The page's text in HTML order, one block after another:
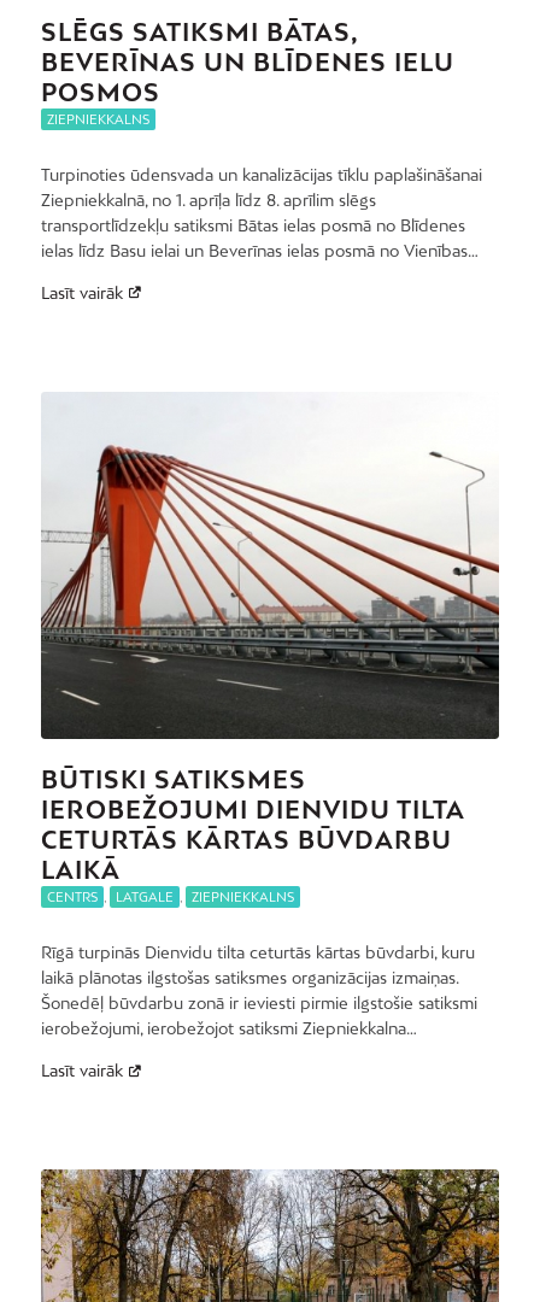
SLĒGS SATIKSMI BĀTAS,
BEVERĪNAS UN BLĪDENES IELU
POSMOS
ZIEPNIEKKALNS
Turpinoties ūdensvada un kanalizācijas tīklu paplašināšanai
Ziepniekkalnā, no 1. aprīļa līdz 8. aprīlim slēgs
transportlīdzekļu satiksmi Bātas ielas posmā no Blīdenes
ielas līdz Basu ielai un Beverīnas ielas posmā no Vienības…
Lasīt vairāk
BŪTISKI SATIKSMES
IEROBEŽOJUMI DIENVIDU TILTA
CETURTĀS KĀRTAS BŪVDARBU
LAIKĀ
CENTRS LATGALE ZIEPNIEKKALNS
Rīgā turpinās Dienvidu tilta ceturtās kārtas būvdarbi, kuru
laikā plānotas ilgstošas satiksmes organizācijas izmaiņas.
Šonedēļ būvdarbu zonā ir ieviesti pirmie ilgstošie satiksmi
ierobežojumi, ierobežojot satiksmi Ziepniekkalna…
Lasīt vairāk